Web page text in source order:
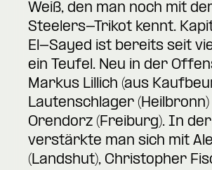
Weiß, den man noch mit
Steelers-Trikot kennt.
El-Sayed ist bereits seit
ein Teufel. Neu in der
Markus Lillich (aus
Lautenschlager (Heilbronn)
Orendorz (Freiburg). In
verstärkte man sich mit
(Landshut), Christopher